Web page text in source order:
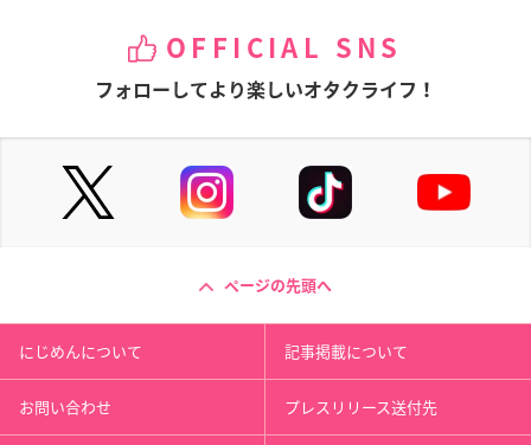
OFFICIAL SNS
フォローしてより楽しいオタクライフ！
ページの先頭へ
にじめんについて 記事掲載について
お問い合わせ プレスリリース送付先